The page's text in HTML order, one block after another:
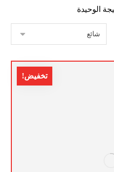
الوحيدة
تخفيض!